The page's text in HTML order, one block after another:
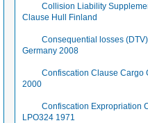
Collision Liability
Clause Hull Finland
Consequential losses
Germany 2008
Confiscation Clause Cargo
2000
Confiscation Expropriation
LPO324 1971